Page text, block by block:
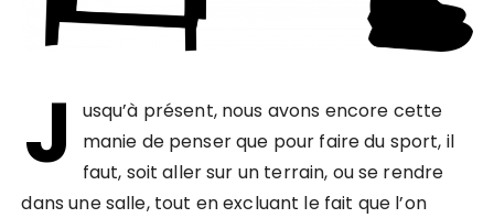
J
usqu’à présent, nous avons encore cette
manie de penser que pour faire du sport, il
faut, soit aller sur un terrain, ou se rendre
dans une salle, tout en excluant le fait que l’on